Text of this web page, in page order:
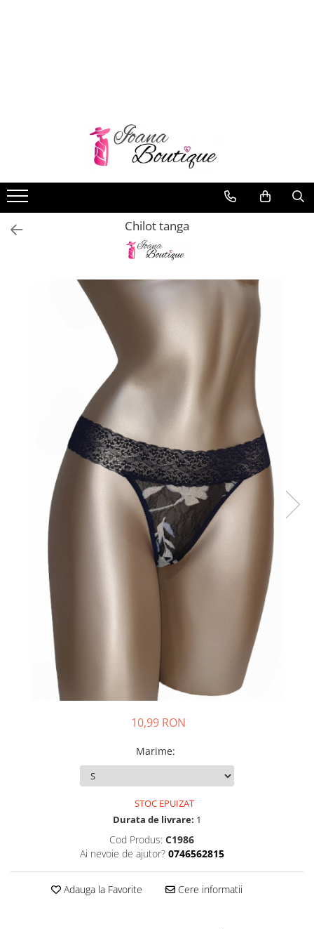
Chiloti clasici
Chiloti tanga
Compleuri & body-uri
Chilot tanga
10,99 RON
Marime:
STOC EPUIZAT
Durata de livrare: 1
Cod Produs: C1986
Ai nevoie de ajutor? 0746562815
Adauga la Favorite Cere informatii